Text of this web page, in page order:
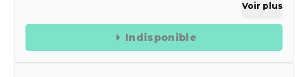
Voir plus
Indisponible